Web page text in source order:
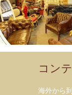
コン
海外から